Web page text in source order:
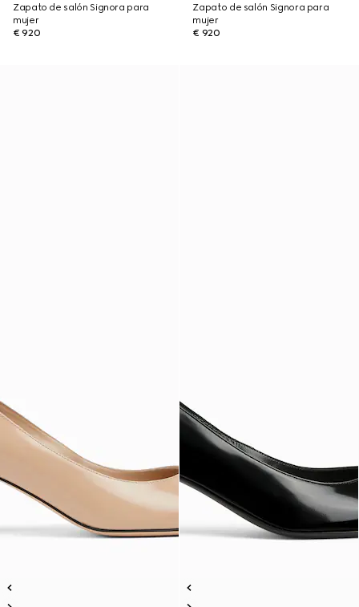
Zapato de salón Signora para
mujer
€ 920
Zapato de salón Signora para
mujer
€ 920